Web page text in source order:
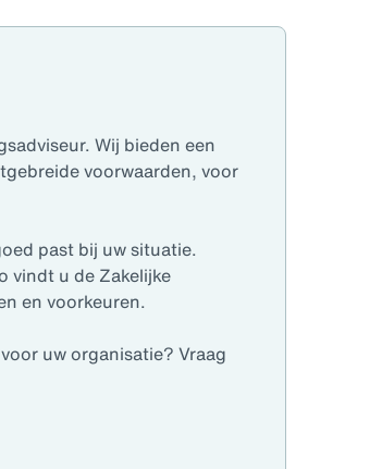
Wij bieden een
voorwaarden, voor
past bij uw situatie.
vindt u de Zakelijke
en voorkeuren.
uw organisatie? Vraag